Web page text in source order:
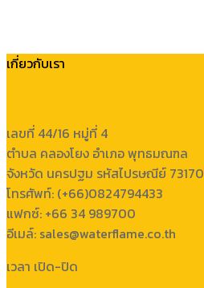
เกี่ยวกับเรา
เลขที่ 44/16 หมู่ที่ 4
ตำบล คลองโยง อำเภอ พุทธมณฑล
จังหวัด นครปฐม รหัสไปรษณีย์ 73170
โทรศัพท์: (+66)0824794433
แฟกซ์: +66 34 989700
อีเมล์: sales@waterflame.co.th
เวลา เปิด-ปิด